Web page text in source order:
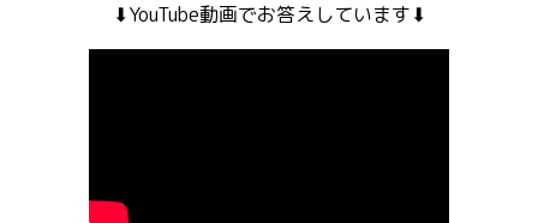
⬇︎YouTube動画でお答えしています⬇︎